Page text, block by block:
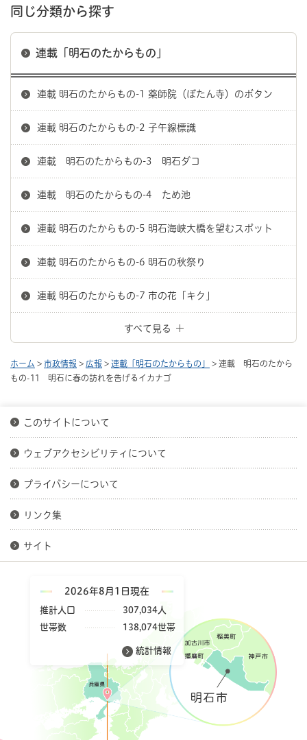
同じ分類から探す
連載「明石のたからもの」
連載 明石のたからもの-1 薬師院（ぼたん寺）のボタン
連載 明石のたからもの-2 子午線標識
連載 明石のたからもの-3 明石ダコ
連載 明石のたからもの-4 ため池
連載 明石のたからもの-5 明石海峡大橋を望むスポット
連載 明石のたからもの-6 明石の秋祭り
連載 明石のたからもの-7 市の花「キク」
すべて見る
ホーム > 市政情報 > 広報 > 連載「明石のたからもの」
> 連載 明石のたから
もの-11 明石に春の訪れを告げるイカナゴ
このサイトについて
ウェブアクセシビリティについて
プライバシーについて
リンク集
サイト
2026年8月1日現在
推計人口
307,034人
世帯数
138,074世帯
統計情報